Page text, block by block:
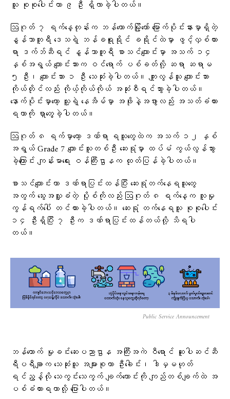
သူ စုစုပေါင်းဟာ ၉ ဦး ရှိလာခဲ့ပါတယ်။
ဩဂုတ် ၇ ရက်နေ့တုန်းက ဘန်ကောက်မြို့တော် မြောက်ပိုင်းနားမှာရှိတဲ့
နွန်သာဘူရီ ဒေသရဲ့ ဘန်ခရူရိုင် ခရိုင်ထဲမှာ ဖွင့်လှစ်ထား
ရာ ဒက်ဘ်ဆီရင် နွန်သာဘူရီ စာသင်ကျောင်းမှာ အသက် ၁၄
နှစ်အရွယ် ကျောင်းသားက ဝင်ရောက် ပစ်ခတ်လို့ ဆရာ ဆရာမ
၅ ဦး၊ ကျောင်းသား ၁ ဦး သေဆုံးခဲ့ပါတယ်။ ကျူးလွန်သူ ကျောင်းသား
ကိုယ်တိုင်လည်း ကိုယ့်ကိုယ်ကိုယ် အဆုံးစီရင်သွားခဲ့ပါတယ်။
နောက်ပိုင်းမှာတော့ သူ့ရဲ့ နေအိမ်မှာ အဖိုးနဲ့အဖွားလည်း အသတ်ခံထား
ရတာကို ရှာတွေ့ခဲ့ပါတယ်။
ဩဂုတ် ၈ ရက်မှာတော့ ဒဏ်ရာ ရသူတွေထဲက အသက် ၁၂ နှစ်
အရွယ် Grade 7 ကျောင်းသူတစ်ဦး ဆေးရုံမှာ ထပ်မံ ကွယ်လွန်သွား
ခဲ့ကြောင်း ကျန်းမာရေး ဝန်ကြီးဌာနက ထုတ်ပြန်ခဲ့ပါတယ်။
စာသင်ကျောင်းဟာ ဒဏ်ရာပြင်းထန်ပြီး ဆေးရုံတက်နေရသူတွေ
အတွက် သွေးအလှူခံတဲ့ ပို့စ်ကိုလည်း ဩဂုတ် ၈ ရက်နေ့က လူမှု
ကွန်ရက်ပေါ် တင်ထားခဲ့ပါတယ်။ ဆေးရုံ တက်နေရသူ စုစုပေါင်း
၁၄ ဦးရှိပြီး ၇ ဦးက ဒဏ်ရာပြင်းထန်တယ်လို့ သိရပါ
တယ်။
Public Service Announcement
ဘန်ကောက် မှုခင်းဆေးပညာဌာန အကြီးအကဲ ဝီရောင် ဆူပါဆင်ဆီ
ရီပရီချာက သေဆုံးသူ အများစုဟာ ဦးခေါင်း၊ ဒါမှမဟုတ်
ရင်ညွန့်လို သေကွင်းသေကွက် ချက်ကောင်းကို ကျည်တစ်ချက်ထဲ အ
ပစ်ခံထားရတာလို့ ပြောပါတယ်။